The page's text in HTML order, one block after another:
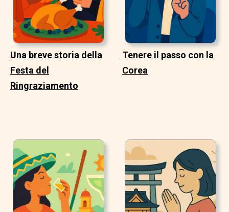
Una breve storia della
Festa del
Ringraziamento
Tenere il passo con la
Corea